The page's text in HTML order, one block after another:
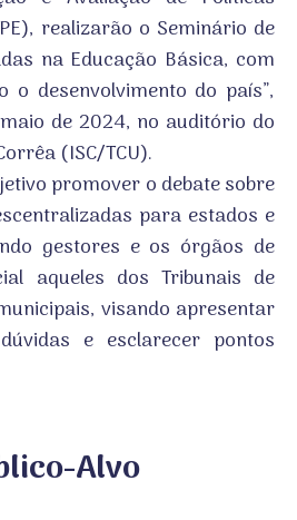
realizarão o Seminário de
na Educação Básica, com
o desenvolvimento do país”,
de 2024, no auditório do
(ISC/TCU).
promover o debate sobre
para estados e
gestores e os órgãos de
aqueles dos Tribunais de
visando apresentar
e esclarecer pontos
Alvo